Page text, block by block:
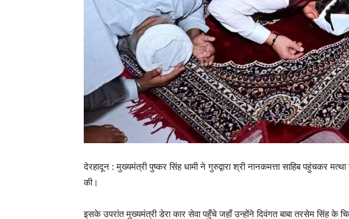
देरहादून : मुख्यमंत्री पुष्कर सिंह धामी ने गुरुद्वारा श्री नानकमत्ता साहिब पहुंचकर
की।
इसके उपरांत मुख्यमंत्री डेरा कार सेवा पहुँचे जहाँ उन्होंने दिवंगत बाबा तरसेम सिंह के